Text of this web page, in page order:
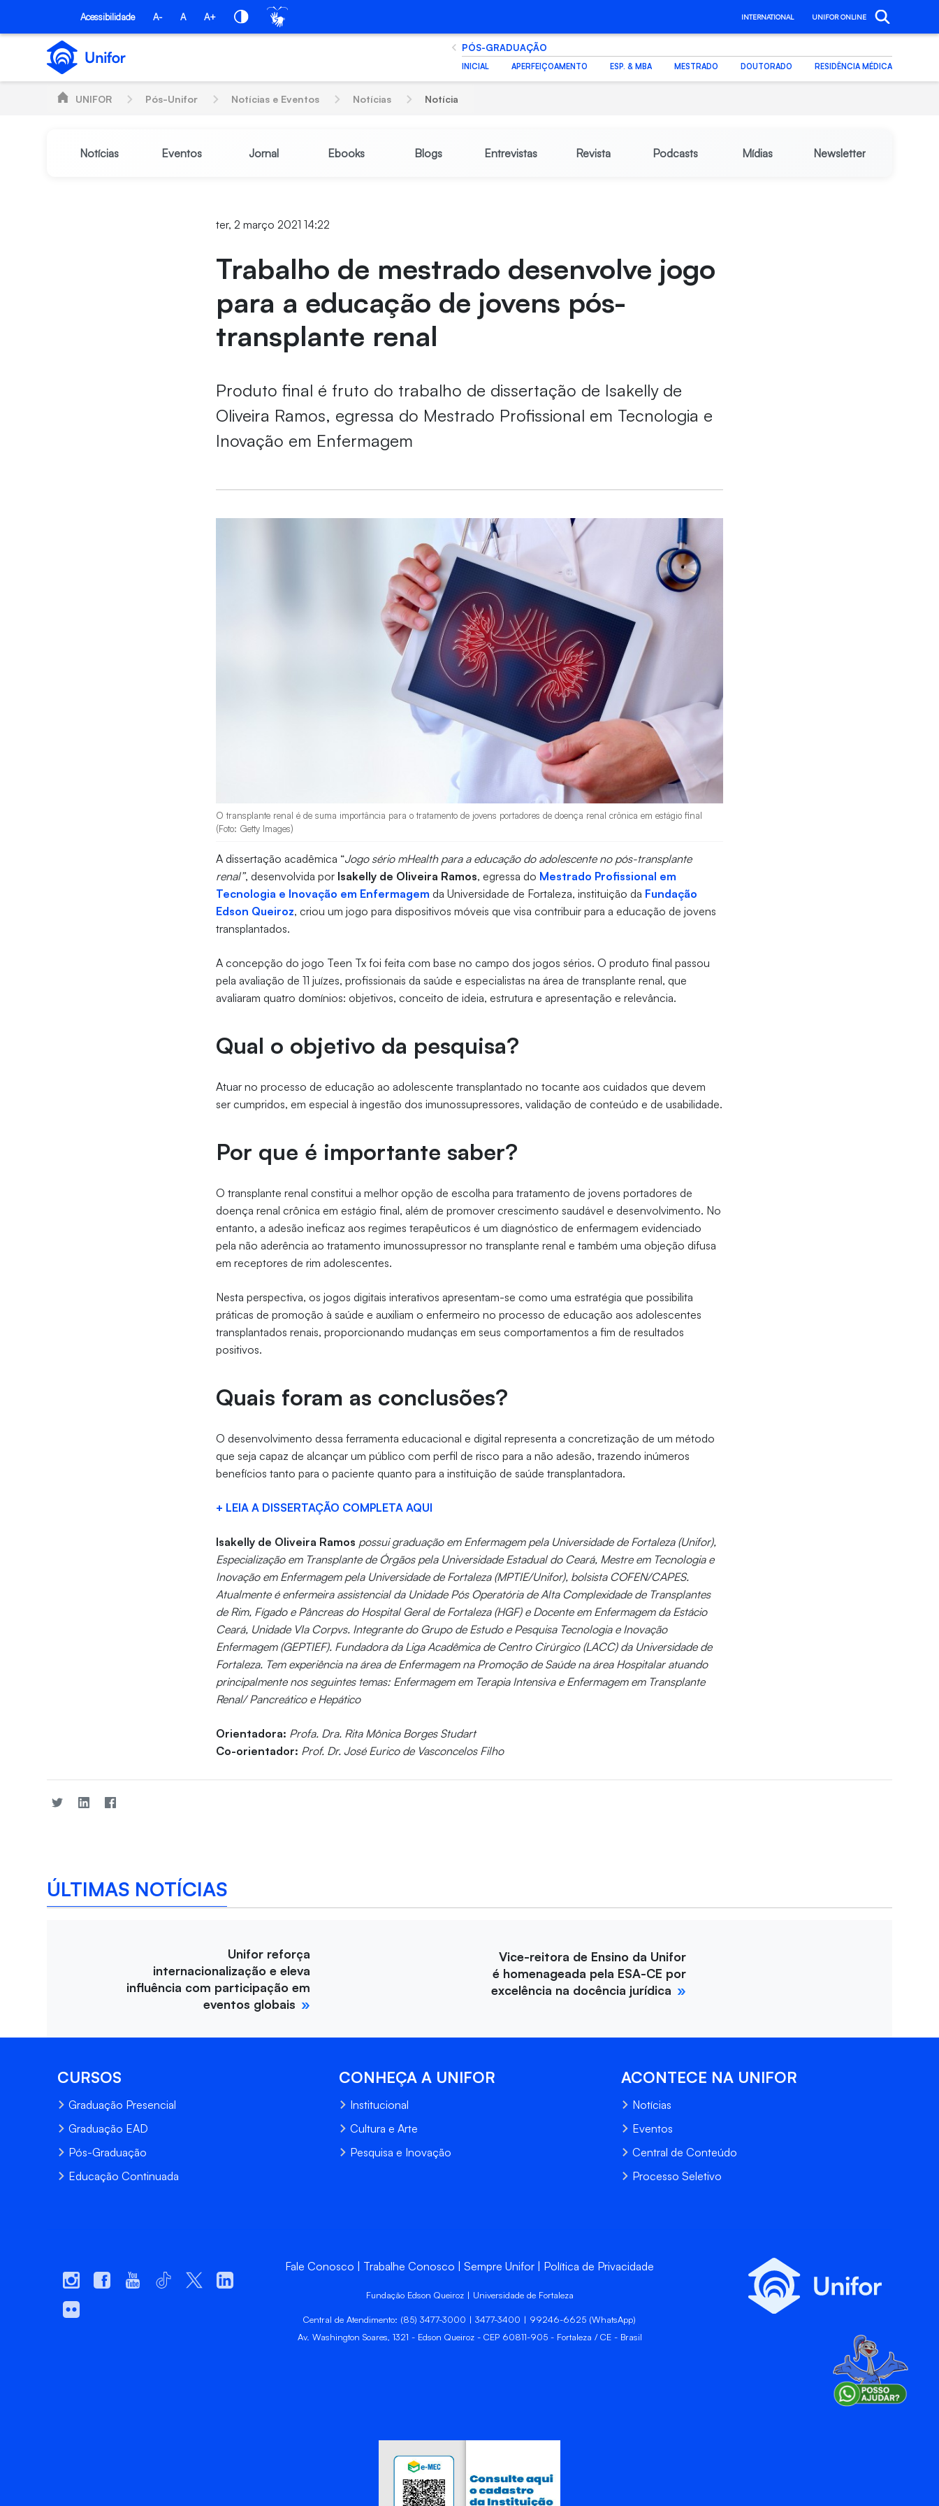
Pular para o Conteúdo principal
Acessibilidade A- A A+ INTERNATIONAL UNIFOR ONLINE
PÓS-GRADUAÇÃO
INICIAL APERFEIÇOAMENTO ESP. & MBA MESTRADO DOUTORADO RESIDÊNCIA MÉDICA
UNIFOR Pós-Unifor Notícias e Eventos Notícias Notícia
Notícias Eventos Jornal Ebooks Blogs Entrevistas Revista Podcasts Mídias Newsletter
ter, 2 março 2021 14:22
Trabalho de mestrado desenvolve jogo
para a educação de jovens pós-
transplante renal
Produto final é fruto do trabalho de dissertação de Isakelly de
Oliveira Ramos, egressa do Mestrado Profissional em Tecnologia e
Inovação em Enfermagem
O transplante renal é de suma importância para o tratamento de jovens portadores de doença renal crônica em estágio final
(Foto: Getty Images)
A dissertação acadêmica “Jogo sério mHealth para a educação do adolescente no pós-transplante
renal”, desenvolvida por Isakelly de Oliveira Ramos, egressa do Mestrado Profissional em
Tecnologia e Inovação em Enfermagem da Universidade de Fortaleza, instituição da Fundação
Edson Queiroz, criou um jogo para dispositivos móveis que visa contribuir para a educação de jovens
transplantados.
A concepção do jogo Teen Tx foi feita com base no campo dos jogos sérios. O produto final passou
pela avaliação de 11 juízes, profissionais da saúde e especialistas na área de transplante renal, que
avaliaram quatro domínios: objetivos, conceito de ideia, estrutura e apresentação e relevância.
Qual o objetivo da pesquisa?
Atuar no processo de educação ao adolescente transplantado no tocante aos cuidados que devem
ser cumpridos, em especial à ingestão dos imunossupressores, validação de conteúdo e de usabilidade.
Por que é importante saber?
O transplante renal constitui a melhor opção de escolha para tratamento de jovens portadores de
doença renal crônica em estágio final, além de promover crescimento saudável e desenvolvimento. No
entanto, a adesão ineficaz aos regimes terapêuticos é um diagnóstico de enfermagem evidenciado
pela não aderência ao tratamento imunossupressor no transplante renal e também uma objeção difusa
em receptores de rim adolescentes.
Nesta perspectiva, os jogos digitais interativos apresentam-se como uma estratégia que possibilita
práticas de promoção à saúde e auxiliam o enfermeiro no processo de educação aos adolescentes
transplantados renais, proporcionando mudanças em seus comportamentos a fim de resultados
positivos.
Quais foram as conclusões?
O desenvolvimento dessa ferramenta educacional e digital representa a concretização de um método
que seja capaz de alcançar um público com perfil de risco para a não adesão, trazendo inúmeros
benefícios tanto para o paciente quanto para a instituição de saúde transplantadora.
+ LEIA A DISSERTAÇÃO COMPLETA AQUI
Isakelly de Oliveira Ramos possui graduação em Enfermagem pela Universidade de Fortaleza (Unifor),
Especialização em Transplante de Órgãos pela Universidade Estadual do Ceará, Mestre em Tecnologia e
Inovação em Enfermagem pela Universidade de Fortaleza (MPTIE/Unifor), bolsista COFEN/CAPES.
Atualmente é enfermeira assistencial da Unidade Pós Operatória de Alta Complexidade de Transplantes
de Rim, Fígado e Pâncreas do Hospital Geral de Fortaleza (HGF) e Docente em Enfermagem da Estácio
Ceará, Unidade VIa Corpvs. Integrante do Grupo de Estudo e Pesquisa Tecnologia e Inovação
Enfermagem (GEPTIEF). Fundadora da Liga Acadêmica de Centro Cirúrgico (LACC) da Universidade de
Fortaleza. Tem experiência na área de Enfermagem na Promoção de Saúde na área Hospitalar atuando
principalmente nos seguintes temas: Enfermagem em Terapia Intensiva e Enfermagem em Transplante
Renal/ Pancreático e Hepático
Orientadora: Profa. Dra. Rita Mônica Borges Studart
Co-orientador: Prof. Dr. José Eurico de Vasconcelos Filho
ÚLTIMAS NOTÍCIAS
Unifor reforça
internacionalização e eleva
influência com participação em
eventos globais
Vice-reitora de Ensino da Unifor
é homenageada pela ESA-CE por
excelência na docência jurídica
CURSOS
Graduação Presencial
Graduação EAD
Pós-Graduação
Educação Continuada
CONHEÇA A UNIFOR
Institucional
Cultura e Arte
Pesquisa e Inovação
ACONTECE NA UNIFOR
Notícias
Eventos
Central de Conteúdo
Processo Seletivo
Fale Conosco Trabalhe Conosco Sempre Unifor Política de Privacidade
Fundação Edson Queiroz | Universidade de Fortaleza
Central de Atendimento: (85) 3477-3000 | 3477-3400 | 99246-6625 (WhatsApp)
Av. Washington Soares, 1321 - Edson Queiroz - CEP 60811-905 - Fortaleza / CE - Brasil